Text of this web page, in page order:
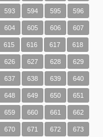
593 594 595 596
604 605 606 607
615 616 617 618
626 627 628 629
637 638 639 640
648 649 650 651
659 660 661 662
670 671 672 673